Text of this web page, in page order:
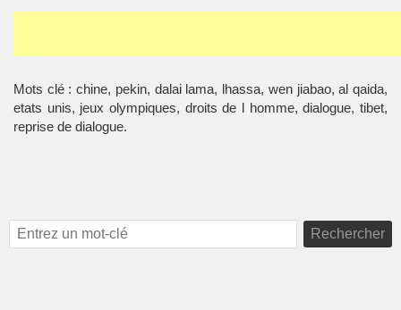
Mots clé : chine, pekin, dalai lama, lhassa, wen jiabao, al qaida,
etats unis, jeux olympiques, droits de l homme, dialogue, tibet,
reprise de dialogue.
Rechercher